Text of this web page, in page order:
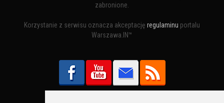
zabronione.
Korzystanie z serwisu oznacza akceptację regulaminu portalu
Warszawa.IN™